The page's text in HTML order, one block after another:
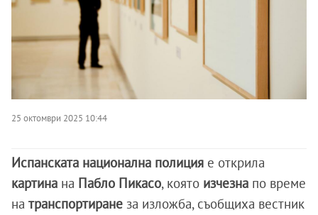
25 октомври 2025 10:44
Испанската национална полиция е открила
картина на Пабло Пикасо, която изчезна по време
на транспортиране за изложба, съобщиха вестник